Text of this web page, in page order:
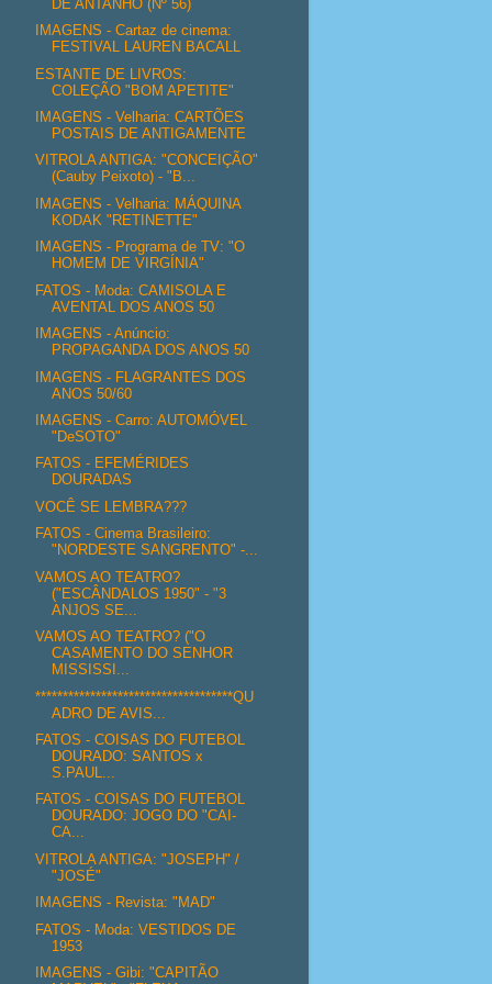
DE ANTANHO (Nº 56)
IMAGENS - Cartaz de cinema:
FESTIVAL LAUREN BACALL
ESTANTE DE LIVROS:
COLEÇÃO "BOM APETITE"
IMAGENS - Velharia: CARTÕES
POSTAIS DE ANTIGAMENTE
VITROLA ANTIGA: "CONCEIÇÃO"
(Cauby Peixoto) - "B...
IMAGENS - Velharia: MÁQUINA
KODAK "RETINETTE"
IMAGENS - Programa de TV: "O
HOMEM DE VIRGÍNIA"
FATOS - Moda: CAMISOLA E
AVENTAL DOS ANOS 50
IMAGENS - Anúncio:
PROPAGANDA DOS ANOS 50
IMAGENS - FLAGRANTES DOS
ANOS 50/60
IMAGENS - Carro: AUTOMÓVEL
"DeSOTO"
FATOS - EFEMÉRIDES
DOURADAS
VOCÊ SE LEMBRA???
FATOS - Cinema Brasileiro:
"NORDESTE SANGRENTO" -...
VAMOS AO TEATRO?
("ESCÂNDALOS 1950" - "3
ANJOS SE...
VAMOS AO TEATRO? ("O
CASAMENTO DO SENHOR
MISSISSI...
************************************QU
ADRO DE AVIS...
FATOS - COISAS DO FUTEBOL
DOURADO: SANTOS x
S.PAUL...
FATOS - COISAS DO FUTEBOL
DOURADO: JOGO DO "CAI-
CA...
VITROLA ANTIGA: "JOSEPH" /
"JOSÉ"
IMAGENS - Revista: "MAD"
FATOS - Moda: VESTIDOS DE
1953
IMAGENS - Gibi: "CAPITÃO